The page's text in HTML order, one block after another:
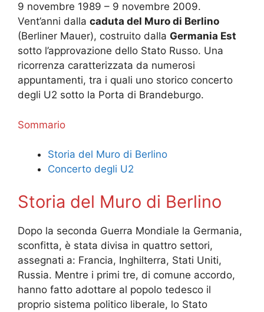
9 novembre 1989 – 9 novembre 2009.
Vent’anni dalla caduta del Muro di Berlino
(Berliner Mauer), costruito dalla Germania Est
sotto l’approvazione dello Stato Russo. Una
ricorrenza caratterizzata da numerosi
appuntamenti, tra i quali uno storico concerto
degli U2 sotto la Porta di Brandeburgo.
Sommario
Storia del Muro di Berlino
Concerto degli U2
Storia del Muro di Berlino
Dopo la seconda Guerra Mondiale la Germania,
sconfitta, è stata divisa in quattro settori,
assegnati a: Francia, Inghilterra, Stati Uniti,
Russia. Mentre i primi tre, di comune accordo,
hanno fatto adottare al popolo tedesco il
proprio sistema politico liberale, lo Stato